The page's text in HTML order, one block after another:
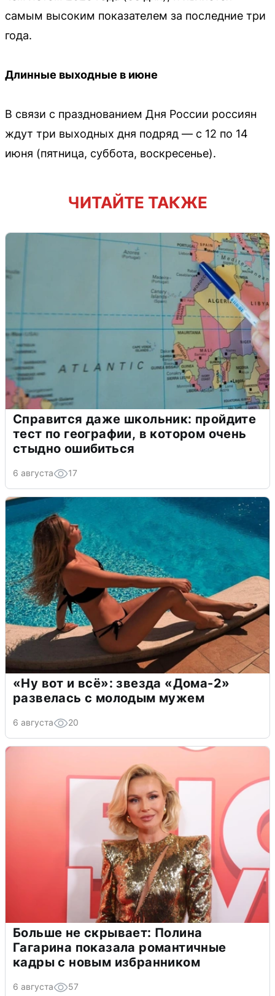
самым высоким показателем за последние три
года.
Длинные выходные в июне
В связи с празднованием Дня России россиян
ждут три выходных дня подряд — с 12 по 14
июня (пятница, суббота, воскресенье).
ЧИТАЙТЕ ТАКЖЕ
Справится даже школьник: пройдите
тест по географии, в котором очень
стыдно ошибиться
6 августа 17
«Ну вот и всё»: звезда «Дома-2»
развелась с молодым мужем
6 августа 20
Больше не скрывает: Полина
Гагарина показала романтичные
кадры с новым избранником
6 августа 57